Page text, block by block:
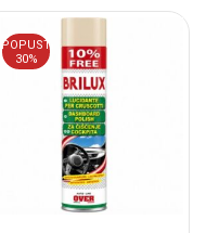
POPUST
30%